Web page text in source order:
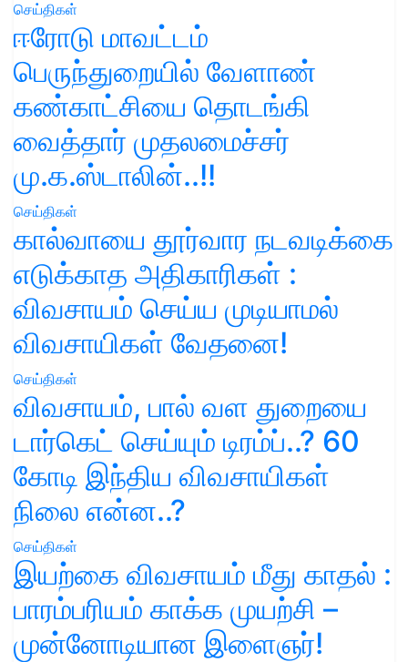
செய்திகள்
ஈரோடு மாவட்டம்
பெருந்துறையில் வேளாண்
கண்காட்சியை தொடங்கி
வைத்தார் முதலமைச்சர்
மு.க.ஸ்டாலின்..!!
செய்திகள்
கால்வாயை தூர்வார நடவடிக்கை
எடுக்காத அதிகாரிகள் :
விவசாயம் செய்ய முடியாமல்
விவசாயிகள் வேதனை!
செய்திகள்
விவசாயம், பால் வள துறையை
டார்கெட் செய்யும் டிரம்ப்..? 60
கோடி இந்திய விவசாயிகள்
நிலை என்ன..?
செய்திகள்
இயற்கை விவசாயம் மீது காதல் :
பாரம்பரியம் காக்க முயற்சி –
முன்னோடியான இளைஞர்!